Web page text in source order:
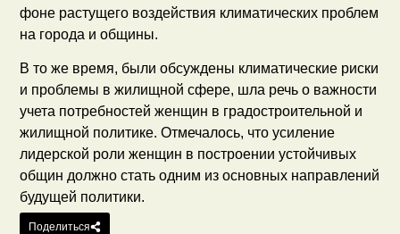
фоне растущего воздействия климатических проблем
на города и общины.
В то же время, были обсуждены климатические риски
и проблемы в жилищной сфере, шла речь о важности
учета потребностей женщин в градостроительной и
жилищной политике. Отмечалось, что усиление
лидерской роли женщин в построении устойчивых
общин должно стать одним из основных направлений
будущей политики.
Поделиться